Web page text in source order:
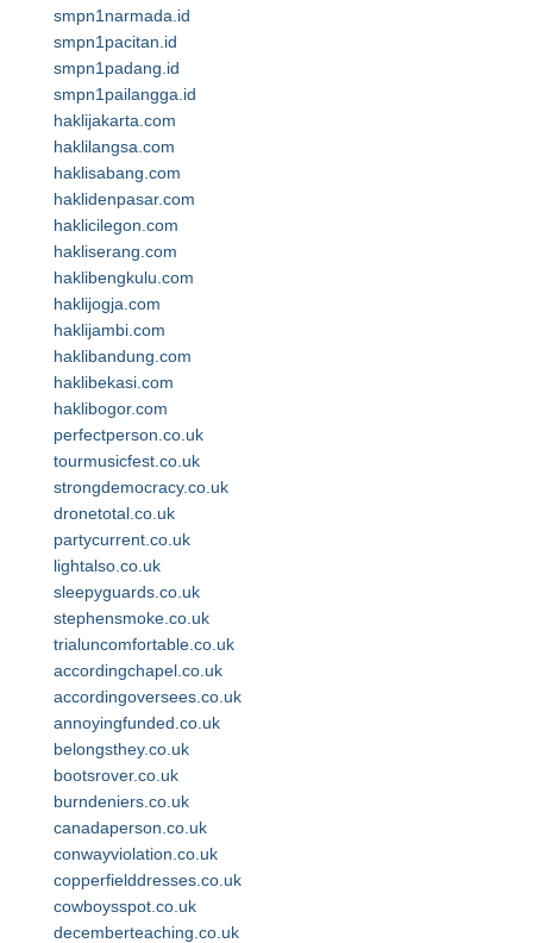
smpn1narmada.id
smpn1pacitan.id
smpn1padang.id
smpn1pailangga.id
haklijakarta.com
haklilangsa.com
haklisabang.com
haklidenpasar.com
haklicilegon.com
hakliserang.com
haklibengkulu.com
haklijogja.com
haklijambi.com
haklibandung.com
haklibekasi.com
haklibogor.com
perfectperson.co.uk
tourmusicfest.co.uk
strongdemocracy.co.uk
dronetotal.co.uk
partycurrent.co.uk
lightalso.co.uk
sleepyguards.co.uk
stephensmoke.co.uk
trialuncomfortable.co.uk
accordingchapel.co.uk
accordingoversees.co.uk
annoyingfunded.co.uk
belongsthey.co.uk
bootsrover.co.uk
burndeniers.co.uk
canadaperson.co.uk
conwayviolation.co.uk
copperfielddresses.co.uk
cowboysspot.co.uk
decemberteaching.co.uk